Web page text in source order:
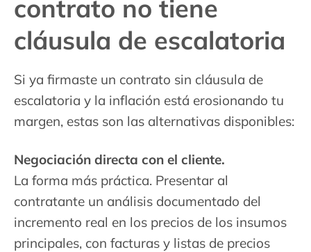
contrato no tiene
cláusula de escalatoria
Si ya firmaste un contrato sin cláusula de
escalatoria y la inflación está erosionando tu
margen, estas son las alternativas disponibles:
Negociación directa con el cliente.
La forma más práctica. Presentar al
contratante un análisis documentado del
incremento real en los precios de los insumos
principales, con facturas y listas de precios